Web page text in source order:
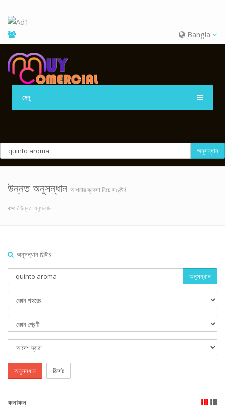
Bangla
মেনু
অনুসন্ধান
উন্নত অনুসন্ধান আপনার ব্যবসা নিচে সঙ্কীর্ণ
বাসা/ উন্নত অনুসন্ধান
অনুসন্ধান ফিল্টার
অনুসন্ধান
অনুসন্ধান রিসেট
ফলাফল